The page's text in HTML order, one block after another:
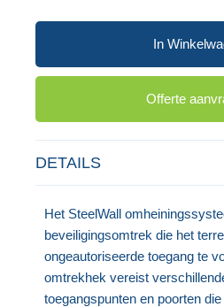
In
Offerte
DETAILS
Het SteelWall
beveiligingsomtrek die het
ongeautoriseerde toegang te
omtrekhek vereist
toegangspunten en poorten